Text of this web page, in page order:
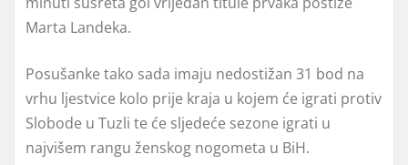
Marta Landeka.
Posušanke tako sada imaju nedostižan 31 bod na
vrhu ljestvice kolo prije kraja u kojem će igrati protiv
Slobode u Tuzli te će sljedeće sezone igrati u
najvišem rangu ženskog nogometa u BiH.